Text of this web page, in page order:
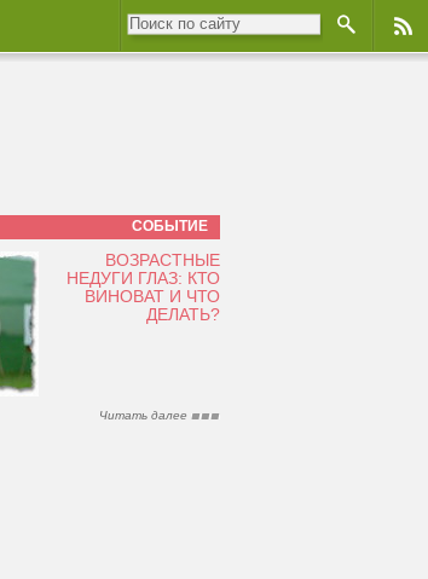
СОБЫТИЕ
ВОЗРАСТНЫЕ
НЕДУГИ ГЛАЗ: КТО
ВИНОВАТ И ЧТО
ДЕЛАТЬ?
Читать далее